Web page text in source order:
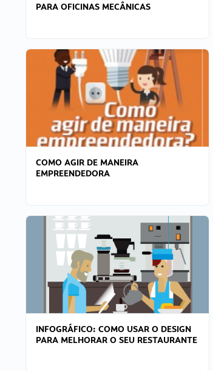
PARA OFICINAS MECÂNICAS
COMO AGIR DE MANEIRA
EMPREENDEDORA
INFOGRÁFICO: COMO USAR O DESIGN
PARA MELHORAR O SEU RESTAURANTE